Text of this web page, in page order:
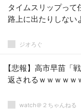
タイムスリップって
路上に出たりしない
ジオろぐ
【悲報】高市早苗「
返されるｗｗｗｗｗ
watch＠２ちゃんねる